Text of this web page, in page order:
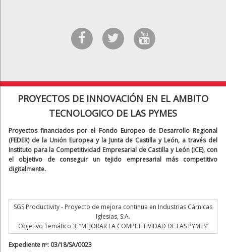
PROYECTOS DE INNOVACIÓN EN EL AMBITO
TECNOLOGICO DE LAS PYMES
Proyectos financiados por el Fondo Europeo de Desarrollo Regional
(FEDER) de la Unión Europea y la Junta de Castilla y León, a través del
Instituto para la Competitividad Empresarial de Castilla y León (ICE), con
el objetivo de conseguir un tejido empresarial más competitivo
digitalmente.
SGS Productivity - Proyecto de mejora continua en Industrias Cárnicas
Iglesias, S.A.
Objetivo Temático 3: “MEJORAR LA COMPETITIVIDAD DE LAS PYMES”
Expediente nº: 03/18/SA/0023